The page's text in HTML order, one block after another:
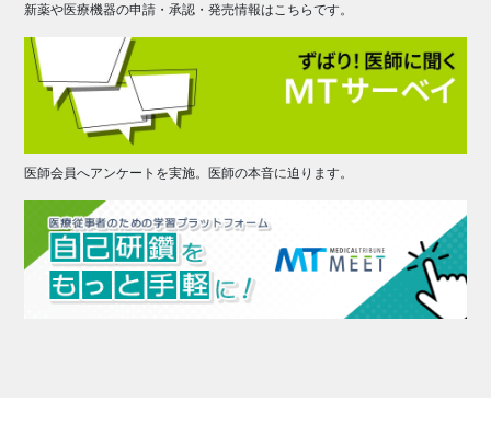
新薬や医療機器の申請・承認・発売情報はこちらです。
医師会員へアンケートを実施。医師の本音に迫ります。